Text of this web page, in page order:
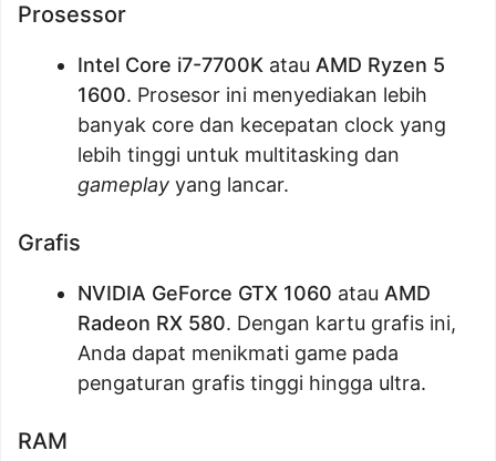
Prosessor
Intel Core i7-7700K atau AMD Ryzen 5
1600. Prosesor ini menyediakan lebih
banyak core dan kecepatan clock yang
lebih tinggi untuk multitasking dan
gameplay yang lancar.
Grafis
NVIDIA GeForce GTX 1060 atau AMD
Radeon RX 580. Dengan kartu grafis ini,
Anda dapat menikmati game pada
pengaturan grafis tinggi hingga ultra.
RAM